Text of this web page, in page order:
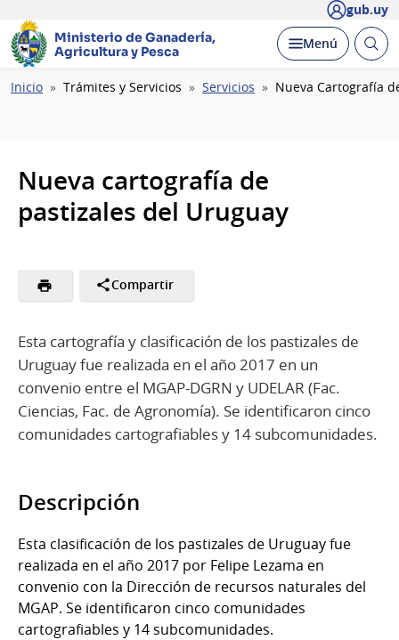
gub.uy
Ministerio de Ganadería,
Agricultura y Pesca
Desplegar
Menú Abrir
Ruta
Inicio Trámites y Servicios Servicios Nueva Cartografía
Nueva cartografía de
pastizales del Uruguay
Compartir
Esta cartografía y clasificación de los pastizales de
Uruguay fue realizada en el año 2017 en un
convenio entre el MGAP-DGRN y UDELAR (Fac.
Ciencias, Fac. de Agronomía). Se identificaron cinco
comunidades cartografiables y 14 subcomunidades.
Descripción
Esta clasificación de los pastizales de Uruguay fue
realizada en el año 2017 por Felipe Lezama en
convenio con la Dirección de recursos naturales del
MGAP. Se identificaron cinco comunidades
cartografiables y 14 subcomunidades.